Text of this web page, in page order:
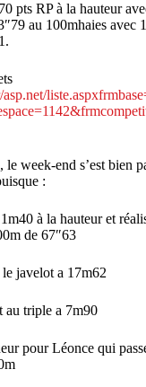
pts RP à la hauteur
au 100mhaies avec
week-end s’est bien
:
à la hauteur et
de 67″63
javelot a 17m62
au triple a 7m90
pour Léonce qui